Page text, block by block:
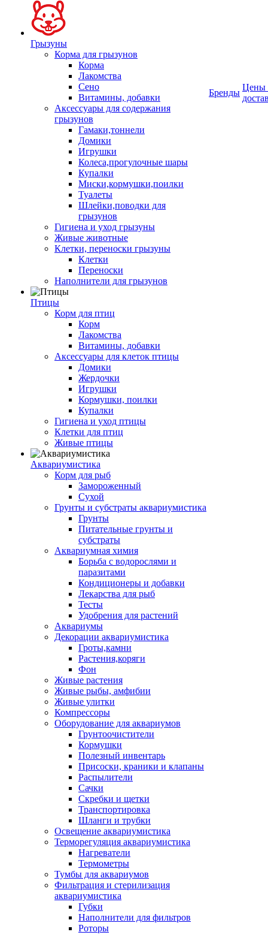
Грызуны
Корма для грызунов
Корма
Лакомства
Сено
Витамины, добавки
Аксессуары для содержания
грызунов
Гамаки,тоннели
Домики
Игрушки
Колеса,прогулочные шары
Купалки
Миски,кормушки,поилки
Туалеты
Шлейки,поводки для
грызунов
Гигиена и уход грызуны
Живые животные
Клетки, переноски грызуны
Клетки
Переноски
Наполнители для грызунов
Птицы
Корм для птиц
Корм
Лакомства
Витамины, добавки
Аксессуары для клеток птицы
Домики
Жердочки
Игрушки
Кормушки, поилки
Купалки
Гигиена и уход птицы
Клетки для птиц
Живые птицы
Аквариумистика
Корм для рыб
Замороженный
Сухой
Грунты и субстраты аквариумистика
Грунты
Питательные грунты и
субстраты
Аквариумная химия
Борьба с водорослями и
паразитами
Кондиционеры и добавки
Лекарства для рыб
Тесты
Удобрения для растений
Аквариумы
Декорации аквариумистика
Гроты,камни
Растения,коряги
Фон
Живые растения
Живые рыбы, амфибии
Живые улитки
Компрессоры
Оборудование для аквариумов
Грунтоочистители
Кормушки
Полезный инвентарь
Присоски, краники и клапаны
Распылители
Сачки
Скребки и щетки
Транспортировка
Шланги и трубки
Освещение аквариумистика
Терморегуляция аквариумистика
Нагреватели
Термометры
Тумбы для аквариумов
Фильтрация и стерилизация
аквариумистика
Губки
Наполнители для фильтров
Роторы
Бренды
Цены